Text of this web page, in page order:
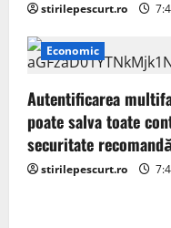
stirilepescurt.ro
Economic
Autentificarea
poate salva toate
securitate
stirilepescurt.ro